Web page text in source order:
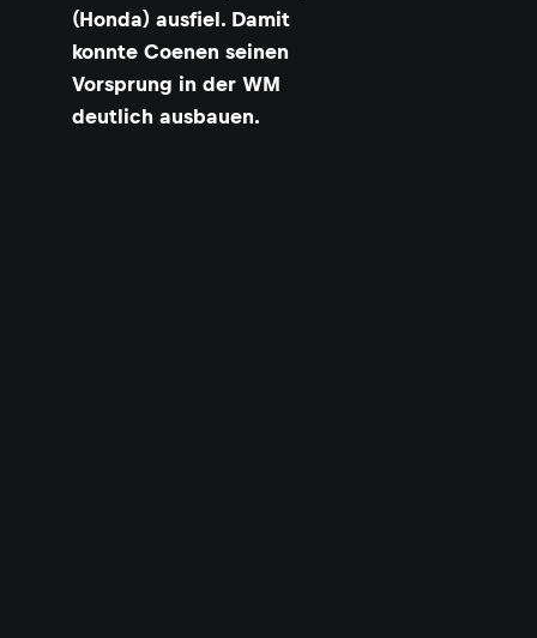
(Honda) ausfiel. Damit
konnte Coenen seinen
Vorsprung in der WM
deutlich ausbauen.